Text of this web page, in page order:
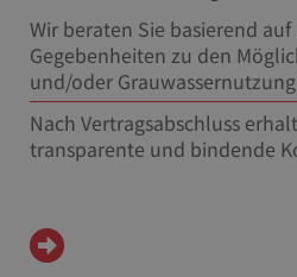
Wir beraten Sie basierend
Gegebenheiten zu den
und/oder
Nach Vertragsabschluss
transparente und bindende